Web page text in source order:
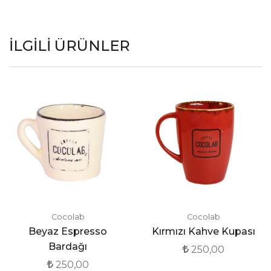
İLGILI ÜRÜNLER
Cocolab
Beyaz Espresso
Bardağı
250,00
Cocolab
Kırmızı Kahve Kupası
250,00